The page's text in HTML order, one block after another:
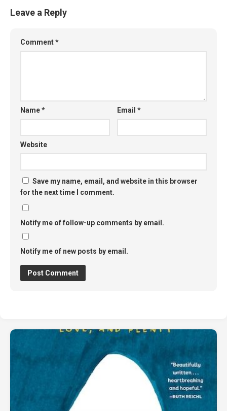
Leave a Reply
Comment*
Name* Email*
Website
Save my name, email, and website in this browser
for the next time I comment.
Notify me of follow-up comments by email.
Notify me of new posts by email.